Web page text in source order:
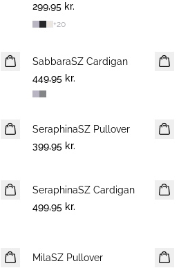
2 FOR 500 DKK
299,95 kr.
+20
NYHED
SabbaraSZ Cardigan
449,95 kr.
NYHED
SeraphinaSZ Pullover
399,95 kr.
NYHED
SeraphinaSZ Cardigan
499,95 kr.
NYHED
MilaSZ Pullover